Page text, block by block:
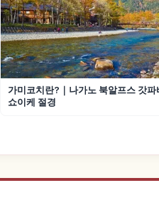
가미코치란?｜나가노 북알프스 갓파
쇼이케 절경